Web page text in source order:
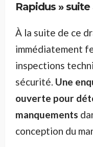
Rapidus »
À la suite de ce
immédiatement
inspections
sécurité. Une
ouverte pour
manquements
conception du